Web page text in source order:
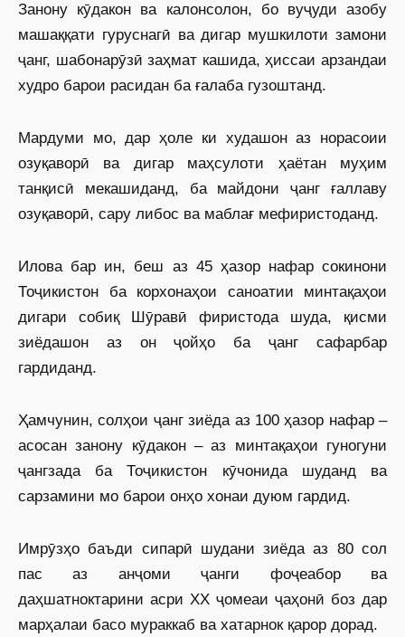
Занону кӯдакон ва калонсолон, бо вуҷуди азобу
машаққати гуруснагӣ ва дигар мушкилоти замони
ҷанг, шабонарӯзӣ заҳмат кашида, ҳиссаи арзандаи
худро барои расидан ба ғалаба гузоштанд.
Мардуми мо, дар ҳоле ки худашон аз норасоии
озуқаворӣ ва дигар маҳсулоти ҳаётан муҳим
танқисӣ мекашиданд, ба майдони ҷанг ғаллаву
озуқаворӣ, сару либос ва маблағ мефиристоданд.
Илова бар ин, беш аз 45 ҳазор нафар сокинони
Тоҷикистон ба корхонаҳои саноатии минтақаҳои
дигари собиқ Шӯравӣ фиристода шуда, қисми
зиёдашон аз он ҷойҳо ба ҷанг сафарбар
гардиданд.
Ҳамчунин, солҳои ҷанг зиёда аз 100 ҳазор нафар –
асосан занону кӯдакон – аз минтақаҳои гуногуни
ҷангзада ба Тоҷикистон кӯчонида шуданд ва
сарзамини мо барои онҳо хонаи дуюм гардид.
Имрӯзҳо баъди сипарӣ шудани зиёда аз 80 сол
пас аз анҷоми ҷанги фоҷеабор ва
даҳшатноктарини асри XX ҷомеаи ҷаҳонӣ боз дар
марҳалаи басо мураккаб ва хатарнок қарор дорад.